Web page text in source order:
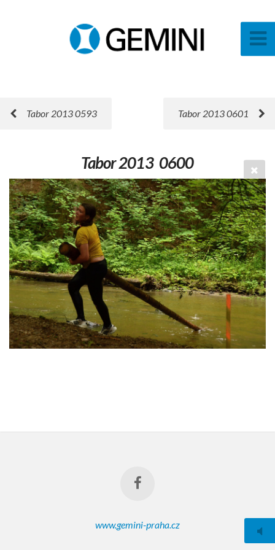
Tabor 2013 0593 Tabor 2013 0601
Tabor 2013 0600
www.gemini-praha.cz